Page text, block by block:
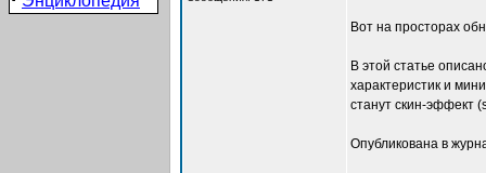
Вот на просторах
В этой статье
характеристик и
станут скин-эффект
Опубликована в